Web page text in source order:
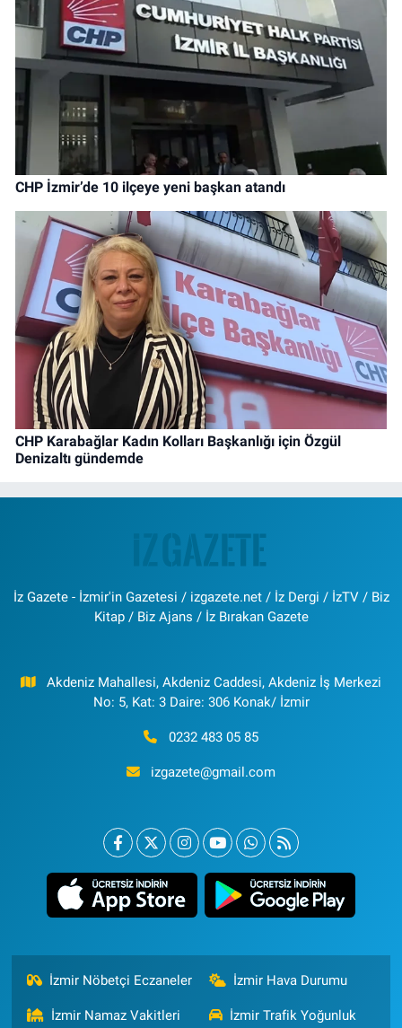
CHP İzmir’de 10 ilçeye yeni başkan atandı
CHP Karabağlar Kadın Kolları Başkanlığı için Özgül
Denizaltı gündemde
İz Gazete - İzmir'in Gazetesi / izgazete.net / İz Dergi / İzTV / Biz
Kitap / Biz Ajans / İz Bırakan Gazete
Akdeniz Mahallesi, Akdeniz Caddesi, Akdeniz İş Merkezi
No: 5, Kat: 3 Daire: 306 Konak/ İzmir
0232 483 05 85
izgazete@gmail.com
İzmir Nöbetçi Eczaneler İzmir Hava Durumu
İzmir Namaz Vakitleri
İzmir Trafik Yoğunluk